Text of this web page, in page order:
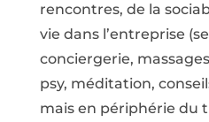
rencontres, de la
vie dans l’entreprise
conciergerie,
psy, méditation,
mais en périphérie du